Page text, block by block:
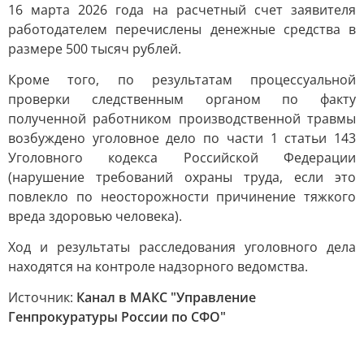
16 марта 2026 года на расчетный счет заявителя
работодателем перечислены денежные средства в
размере 500 тысяч рублей.
Кроме того, по результатам процессуальной
проверки следственным органом по факту
полученной работником производственной травмы
возбуждено уголовное дело по части 1 статьи 143
Уголовного кодекса Российской Федерации
(нарушение требований охраны труда, если это
повлекло по неосторожности причинение тяжкого
вреда здоровью человека).
Ход и результаты расследования уголовного дела
находятся на контроле надзорного ведомства.
Источник: Канал в МАКС "Управление
Генпрокуратуры России по СФО"